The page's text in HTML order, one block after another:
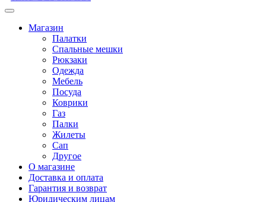
Магазин
Палатки
Спальные мешки
Рюкзаки
Одежда
Мебель
Посуда
Коврики
Газ
Палки
Жилеты
Сап
Другое
О магазине
Доставка и оплата
Гарантия и возврат
Юридическим лицам